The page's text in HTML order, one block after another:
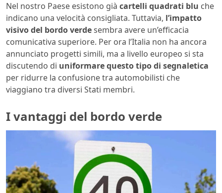
Nel nostro Paese esistono già cartelli quadrati blu che
indicano una velocità consigliata. Tuttavia, l’impatto
visivo del bordo verdesembra avere un’efficacia
comunicativa superiore. Per ora l’Italia non ha ancora
annunciato progetti simili, ma a livello europeo si sta
discutendo di uniformare questo tipo di segnaletica
per ridurre la confusione tra automobilisti che
viaggiano tra diversi Stati membri.
I vantaggi del bordo verde